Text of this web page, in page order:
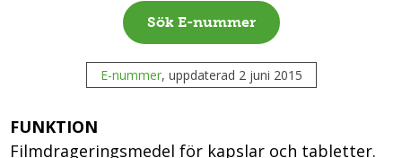
Sök E-nummer
E-nummer, uppdaterad 2 juni 2015
FUNKTION
Filmdrageringsmedel för kapslar och tabletter.